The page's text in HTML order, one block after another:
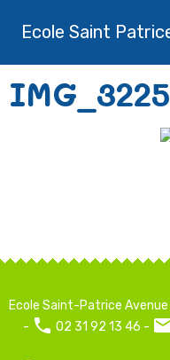
Ecole Saint
IMG_3225
Ecole Saint-Patrice
-
02 31 92 13 46 -